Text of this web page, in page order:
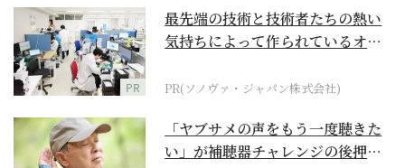
PR
最先端の技術と技術者たちの熱い
気持ちによって作られているオー
PR(ソノヴァ・ジャパン株式会社)
「ヤブサメの声をもう一度聴きた
い」が補聴器チャレンジの後押し